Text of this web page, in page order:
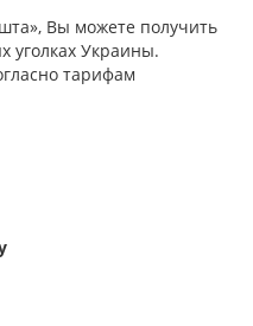
Вы можете получить
уголках Украины.
тарифам